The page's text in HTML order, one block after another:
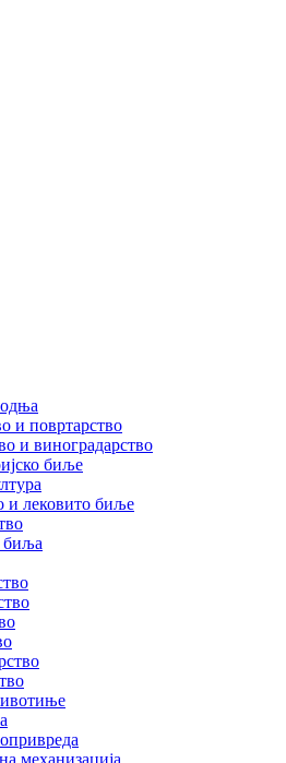
и повртарство
и виноградарство
биље
и лековито биље
биља
механизација